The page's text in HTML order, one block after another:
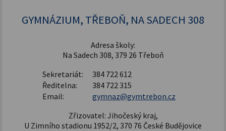
GYMNÁZIUM, TŘEBOŇ, NA SADECH 308
Adresa školy:
Na Sadech 308, 379 26 Třeboň
Sekretariát:
384 722 612
Ředitelna:
384 722 315
Email:
gymnaz@gymtrebon.cz
Zřizovatel: Jihočeský kraj,
U Zimního stadionu 1952/2, 370 76 České Budějovice